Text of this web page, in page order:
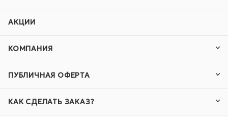
АКЦИИ
КОМПАНИЯ
ПУБЛИЧНАЯ ОФЕРТА
КАК СДЕЛАТЬ ЗАКАЗ?